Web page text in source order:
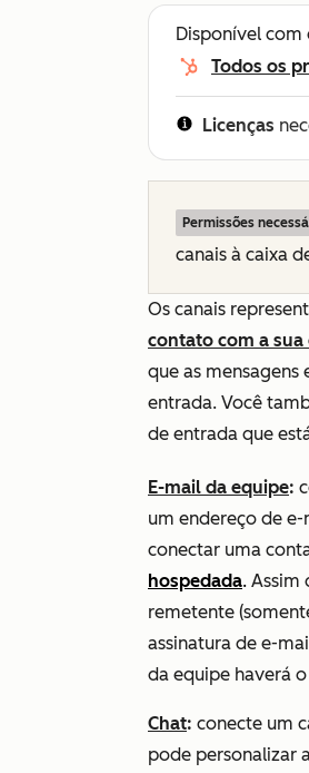
Disponível com
Todos os
Licenças
Permissões
canais à caixa
Os canais
contato com a sua
que as mensagens
entrada. Você
de entrada que
E-mail da equipe:
um endereço de
conectar uma
hospedada. Assim
remetente
assinatura de e-
da equipe haverá
Chat: conecte um
pode personalizar